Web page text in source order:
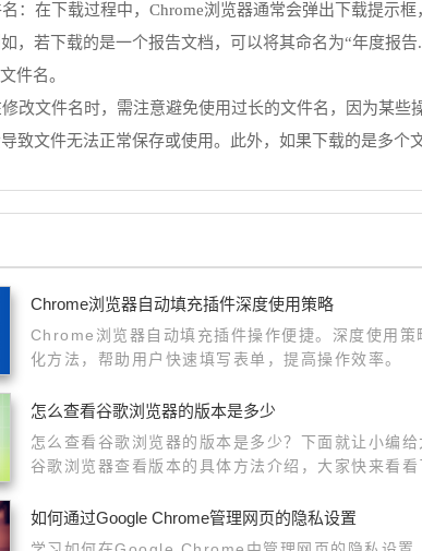
：在下载过程中，Chrome浏览器通常会弹出下载提示
，若下载的是一个报告文档，可以将其命名为“年度报
件名。
改文件名时，需注意避免使用过长的文件名，因为某些
致文件无法正常保存或使用。此外，如果下载的是多个
Chrome浏览器自动填充插件深度使用策略
Chrome浏览器自动填充插件操作便捷。深度使用策
化方法，帮助用户快速填写表单，提高操作效率。
怎么查看谷歌浏览器的版本是多少
怎么查看谷歌浏览器的版本是多少？下面就让小编
谷歌浏览器查看版本的具体方法介绍，大家快来看看
如何通过Google Chrome管理网页的隐私设置